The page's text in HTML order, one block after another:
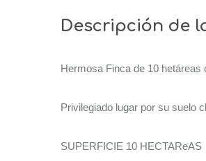
Descripción de
Hermosa Finca de 10 hetáreas
Privilegiado lugar por su suelo
SUPERFICIE 10 HECTAReAS